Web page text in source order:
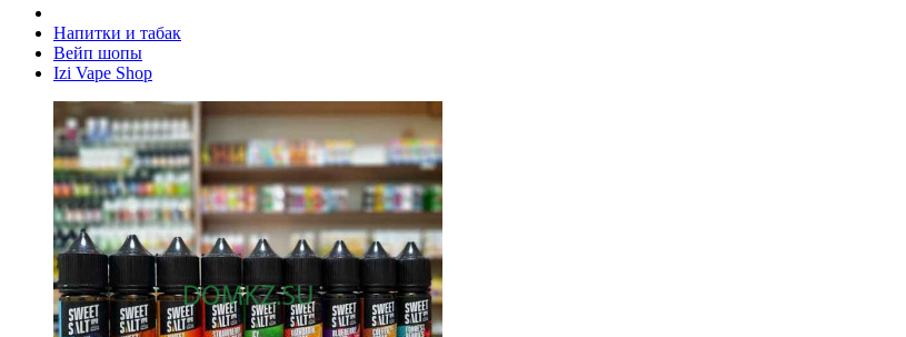
Напитки и табак
Вейп шопы
Izi Vape Shop